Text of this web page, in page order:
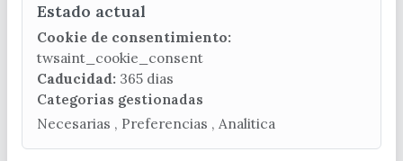
CONTACTA CON LA OFICINA DE TURISMO
(+34) 952 541 104
turismo@velezmalaga.es
C/ Poniente, 2. CP 29740 - Torre del Mar
Estado actual
Cookie de consentimiento:
twsaint_cookie_consent
Caducidad: 365 dias
Categorias gestionadas
Necesarias , Preferencias , Analitica